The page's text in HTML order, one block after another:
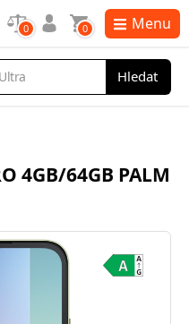
Hledat
0 0 Menu
4GB/64GB PALM